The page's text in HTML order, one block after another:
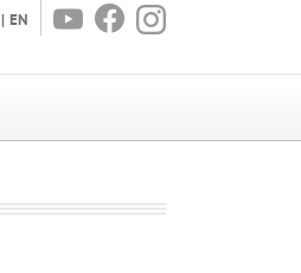
EN YoutubeFacebookInstagram